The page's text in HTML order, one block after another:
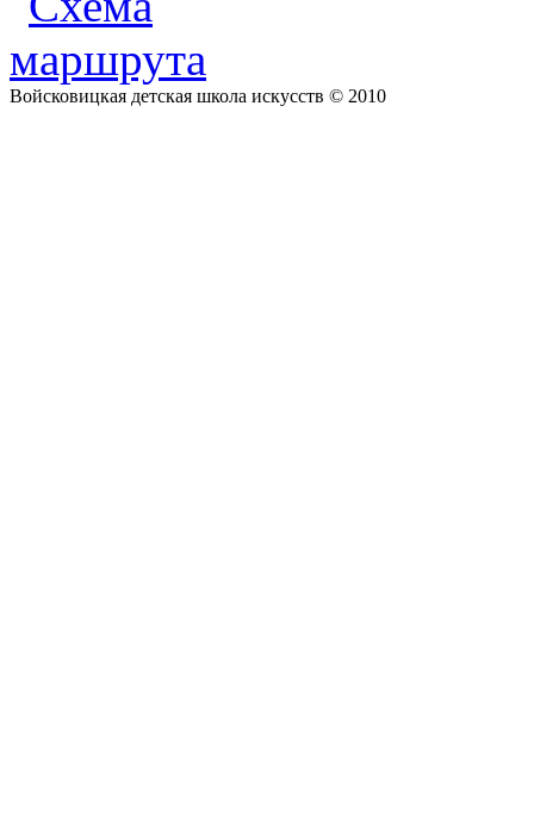
Войсковицкая детская школа искусств © 2010